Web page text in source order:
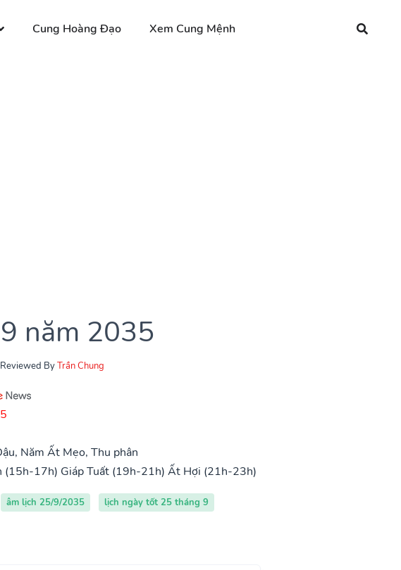
Cung Hoàng Đạo Xem Cung Mệnh
năm 2035
Reviewed ByTrần Chung
Năm Ất Mẹo, Thu phân
(15h-17h) Giáp Tuất (19h-21h) Ất Hợi (21h-23h)
âm lịch 25/9/2035
lịch ngày tốt 25 tháng 9